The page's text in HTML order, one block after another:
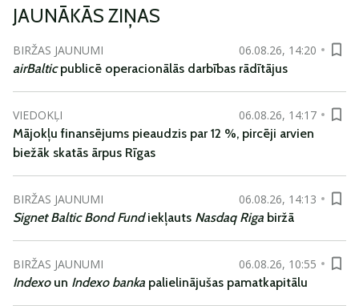
JAUNĀKĀS ZIŅAS
BIRŽAS JAUNUMI
06.08.26, 14:20
airBalticpublicē operacionālās darbības rādītājus
VIEDOKĻI
06.08.26, 14:17
Mājokļu finansējums pieaudzis par 12 %, pircēji arvien
biežāk skatās ārpus Rīgas
BIRŽAS JAUNUMI
06.08.26, 14:13
Signet Baltic Bond Fundiekļauts Nasdaq Riga biržā
BIRŽAS JAUNUMI
06.08.26, 10:55
Indexoun Indexo banka palielinājušas pamatkapitālu